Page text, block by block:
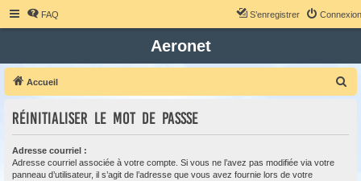
FAQ Connexion
S’enregistrer
Aeronet
Accueil
Réinitialiser le mot de passse
Adresse courriel :
Adresse courriel associée à votre compte. Si vous ne l’avez pas modifiée via votre
panneau d’utilisateur, il s’agit de l’adresse que vous avez fournie lors de votre